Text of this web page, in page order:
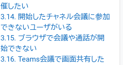
催したい
3.14. 開始したチャネル会議に参加
できないユーザがいる
3.15. ブラウザで会議や通話が開
始できない
3.16. Teams会議で画面共有した